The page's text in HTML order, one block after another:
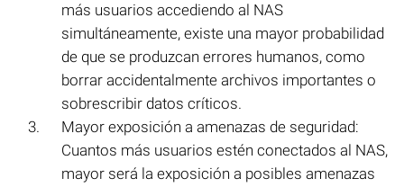
más usuarios accediendo al NAS
simultáneamente, existe una mayor probabilidad
de que se produzcan errores humanos, como
borrar accidentalmente archivos importantes o
sobrescribir datos críticos.
Mayor exposición a amenazas de seguridad:
Cuantos más usuarios estén conectados al NAS,
mayor será la exposición a posibles amenazas